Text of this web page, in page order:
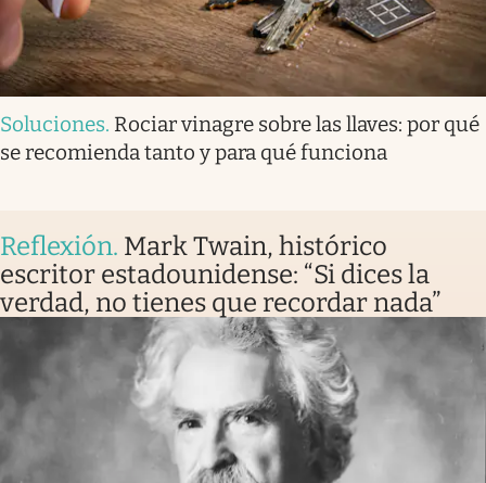
Soluciones. Rociar vinagre sobre las llaves: por qué
se recomienda tanto y para qué funciona
Reflexión. Mark Twain, histórico
escritor estadounidense: “Si dices la
verdad, no tienes que recordar nada”